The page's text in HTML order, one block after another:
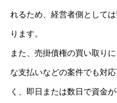
れるため、経営者側として
ります。
また、売掛債権の買い取り
な支払いなどの案件でも対
く、即日または数日で資金